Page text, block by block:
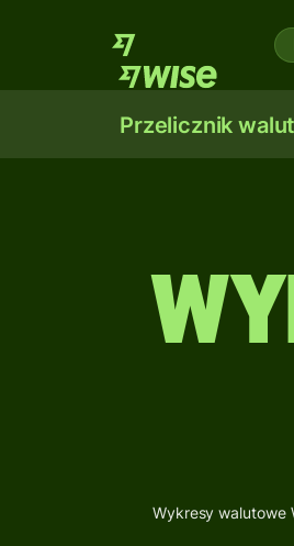
Przelicznik walut
Wykresy walutowe